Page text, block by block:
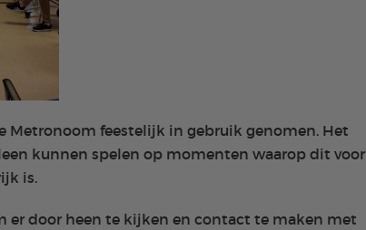
Metronoom feestelijk in gebruik genomen. Het
kunnen spelen op momenten waarop dit voor
is.
door heen te kijken en contact te maken met